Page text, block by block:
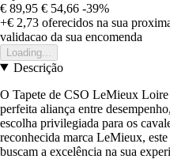
€ 89,95 € 54,66 -39%
+€ 2,73 oferecidos na sua
validacao da sua encomenda
Loading...
Descrição
O Tapete de CSO LeMieux Loire
perfeita aliança entre
escolha privilegiada para os
reconhecida marca LeMieux, este
buscam a excelência na sua